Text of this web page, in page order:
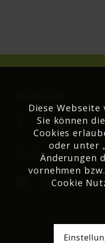
Podcast
Diese Webseite
Sie können
Cookies
oder unter
Änderungen
vornehmen
Cookie